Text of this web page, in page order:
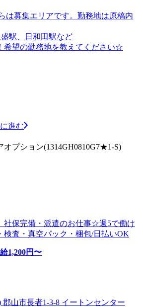
は募集エリアです。勤務地は原稿内
駅、日和田駅など
希望の勤務地を教えてください☆
進む
プション(1314GH0810G7★1-S)
社保完備・派遣のお仕事☆週5で働け
査・真空パック・梱包/日払いOK
1,200円〜
山市長者1-3-8 イートンセンター